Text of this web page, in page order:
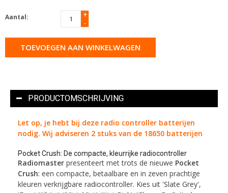
Aantal:
+
-
TOEVOEGEN AAN WINKELWAGEN
PRODUCTOMSCHRIJVING
Let op, je hebt bij deze radio controller batterijen
nodig. Wij adviseren 2 stuks van de 18650 batterijen
Pocket Crush: De compacte, kleurrijke radiocontroller
Radiomaster presenteert met trots de nieuwe Pocket
Crush: een compacte, betaalbare en in zeven prachtige
kleuren verkrijgbare radiocontroller. Kies uit 'Slate Grey',